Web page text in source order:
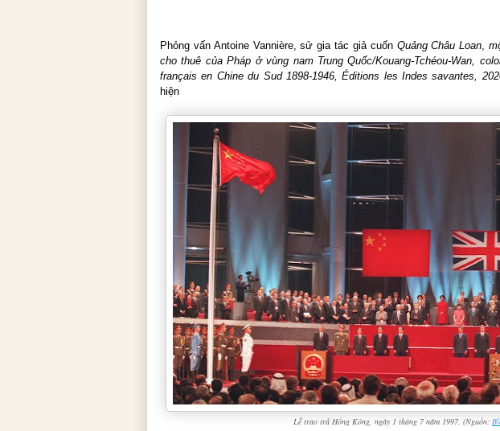
Phỏng vấn Antoine Vannière, sử gia tác giả cuốn Quảng Châu Loan,
cho thuê của Pháp ở vùng nam Trung Quốc/Kouang-Tchéou-Wan,
français en Chine du Sud 1898-1946, Éditions les Indes savantes,
hiện
Lễ trao trả Hồng Kông, ngày 1 tháng 7 năm 1997. (Nguồn: